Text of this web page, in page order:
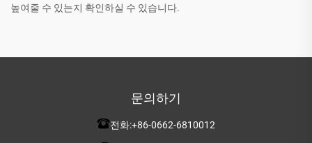
높여줄 수 있는지 확인하실 수 있습니다.
문의하기
전화:+86-0662-6810012